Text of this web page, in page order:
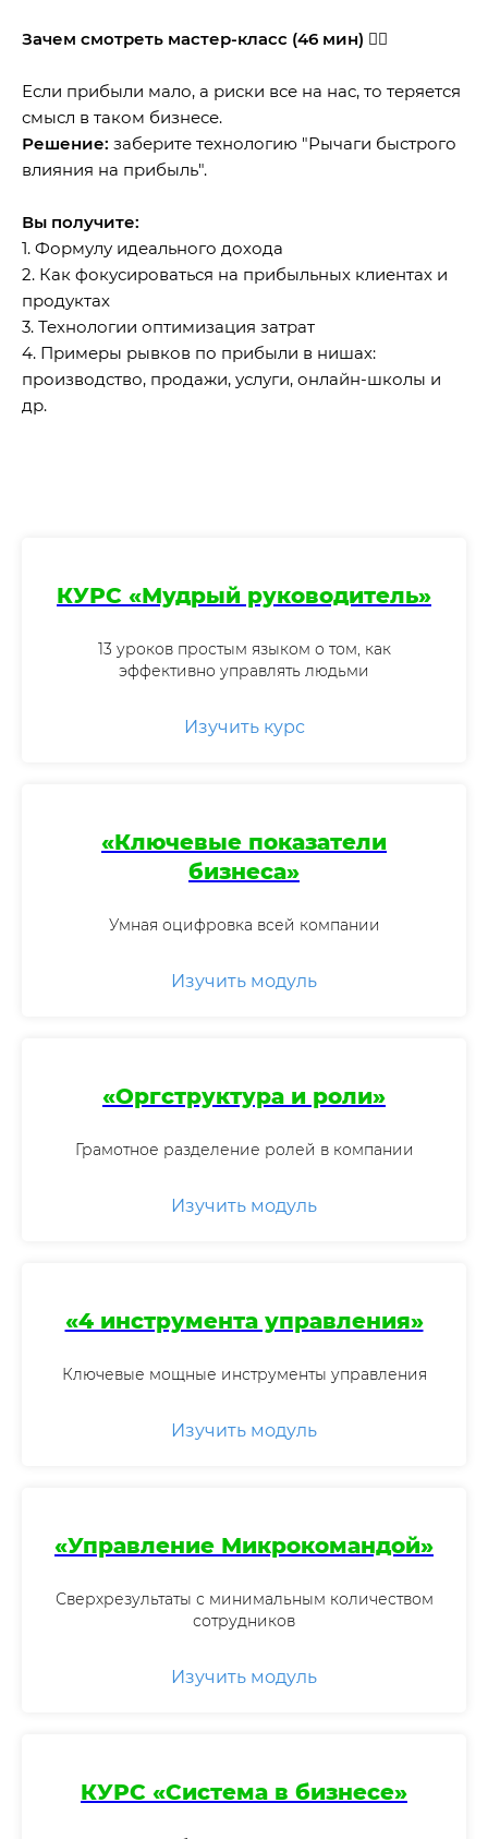
Зачем смотреть мастер-класс (46 мин) 👆🏻
Если прибыли мало, а риски все на нас, то теряется
смысл в таком бизнесе.
Решение: заберите технологию "Рычаги быстрого
влияния на прибыль".
Вы получите:
1. Формулу идеального дохода
2. Как фокусироваться на прибыльных клиентах и
продуктах
3. Технологии оптимизация затрат
4. Примеры рывков по прибыли в нишах:
производство, продажи, услуги, онлайн-школы и
др.
КУРС «Мудрый руководитель»
13 уроков простым языком о том, как
эффективно управлять людьми
Изучить курс
«Ключевые показатели
бизнеса»
Умная оцифровка всей компании
Изучить модуль
«Оргструктура и роли»
Грамотное разделение ролей в компании
Изучить модуль
«4 инструмента управления»
Ключевые мощные инструменты управления
Изучить модуль
«Управление Микрокомандой»
Сверхрезультаты с минимальным количеством
сотрудников
Изучить модуль
КУРС «Система в бизнесе»